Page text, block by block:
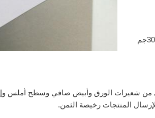
يتم تصفيح طبقتين من كرتون دوبلكس 250جم اة 250جم-300جم
من شعيرات الورق وأبيض صافي وسطح أملس
المنتجات رخيصة الثمن.